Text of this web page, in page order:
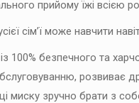
прийому їжі всією
сім’ї може навчити
100% безпечного та
розвиває
миску зручно брати з